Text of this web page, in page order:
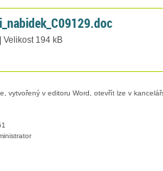
Velikost 194 kB
vytvořený v editoru Word, otevřít lze v